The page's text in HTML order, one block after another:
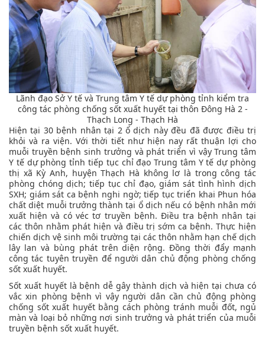
Lãnh đạo Sở Y tế và Trung tâm Y tế dự phòng tỉnh kiểm tra
công tác phòng chống sốt xuất huyết tại thôn Đông Hà 2 -
Thạch Long - Thạch Hà
Hiện tại 30 bệnh nhân tại 2 ổ dịch này đều đã được điều trị
khỏi và ra viện. Với thời tiết như hiện nay rất thuận lợi cho
muỗi truyền bệnh sinh trưởng và phát triển vì vậy Trung tâm
Y tế dự phòng tỉnh tiếp tục chỉ đạo Trung tâm Y tế dự phòng
thị xã Kỳ Anh, huyện Thạch Hà không lơ là trong công tác
phòng chóng dịch; tiếp tục chỉ đạo, giám sát tình hình dịch
SXH; giám sát ca bệnh nghi ngờ; tiếp tục triển khai Phun hóa
chất diệt muỗi trưởng thành tại ổ dịch nếu có bệnh nhân mới
xuất hiện và có véc tơ truyền bệnh. Điều tra bệnh nhân tại
các thôn nhằm phát hiện và điều trị sớm ca bệnh. Thực hiện
chiến dịch vệ sinh môi trường tại các thôn nhằm hạn chế dịch
lây lan và bùng phát trên diện rộng. Đồng thời đẩy mạnh
công tác tuyên truyền để người dân chủ động phòng chống
sốt xuất huyết.
Sốt xuất huyết là bệnh dễ gây thành dịch và hiện tại chưa có
vắc xin phòng bệnh vì vậy người dân cần chủ động phòng
chống sốt xuất huyết bằng cách phòng tránh muỗi đốt, ngủ
màn và loại bỏ những nơi sinh trưởng và phát triển của muỗi
truyền bệnh sốt xuất huyết.